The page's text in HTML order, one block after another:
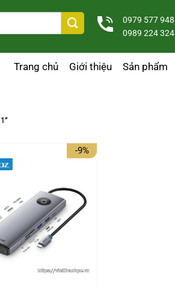
0979 577 948
0989 224 324
Trang chủ Giới thiệu Sản phẩm
-9%